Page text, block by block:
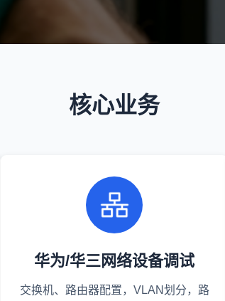
核心业务
华为/华三网络设备调试
交换机、路由器配置，VLAN划分，路